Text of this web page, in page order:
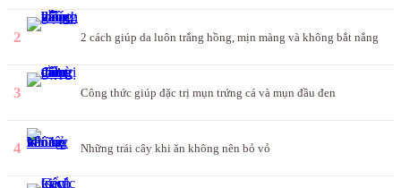
2 2 cách giúp da luôn trắng hồng, mịn màng và không bắt nắng
3 Công thức giúp đặc trị mụn trứng cá và mụn đầu đen
4 Những trái cây khi ăn không nên bỏ vỏ